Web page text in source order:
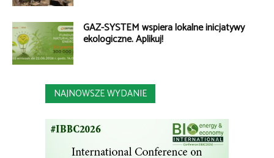
GAZ-SYSTEM wspiera lokalne inicjatywy
ekologiczne. Aplikuj!
NAJNOWSZE WYDANIE